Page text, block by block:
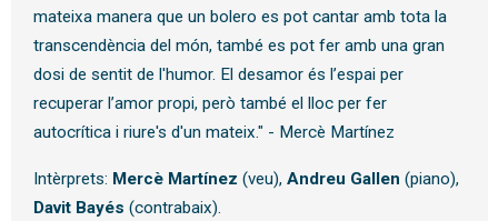
mateixa manera que un bolero es pot cantar amb tota la
transcendència del món, també es pot fer amb una gran
dosi de sentit de l'humor. El desamor és l’espai per
recuperar l’amor propi, però també el lloc per fer
autocrítica i riure's d'un mateix." - Mercè Martínez
Intèrprets: Mercè Martínez (veu), Andreu Gallen (piano),
Davit Bayés (contrabaix).